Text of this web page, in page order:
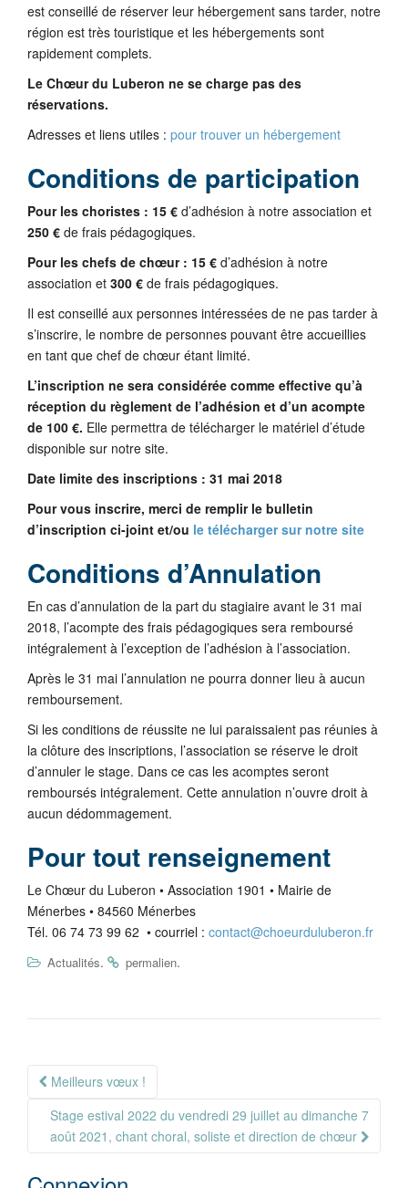
est conseillé de réserver leur hébergement sans tarder, notre
région est très touristique et les hébergements sont
rapidement complets.
Le Chœur du Luberon ne se charge pas des
réservations.
Adresses et liens utiles : pour trouver un hébergement
Conditions de participation
Pour les choristes : 15 € d’adhésion à notre association et
250 € de frais pédagogiques.
Pour les chefs de chœur : 15 € d’adhésion à notre
association et 300 € de frais pédagogiques.
Il est conseillé aux personnes intéressées de ne pas tarder à
s’inscrire, le nombre de personnes pouvant être accueillies
en tant que chef de chœur étant limité.
L’inscription ne sera considérée comme effective qu’à
réception du règlement de l’adhésion et d’un acompte
de 100 €. Elle permettra de télécharger le matériel d’étude
disponible sur notre site.
Date limite des inscriptions : 31 mai 2018
Pour vous inscrire, merci de remplir le bulletin
d’inscription ci-joint et/ou le télécharger sur notre site
Conditions d’Annulation
En cas d’annulation de la part du stagiaire avant le 31 mai
2018, l’acompte des frais pédagogiques sera remboursé
intégralement à l’exception de l’adhésion à l’association.
Après le 31 mai l’annulation ne pourra donner lieu à aucun
remboursement.
Si les conditions de réussite ne lui paraissaient pas réunies à
la clôture des inscriptions, l’association se réserve le droit
d’annuler le stage. Dans ce cas les acomptes seront
remboursés intégralement. Cette annulation n’ouvre droit à
aucun dédommagement.
Pour tout renseignement
Le Chœur du Luberon • Association 1901 • Mairie de
Ménerbes • 84560 Ménerbes
Tél. 06 74 73 99 62 • courriel : contact@choeurduluberon.fr
Actualités. permalien.
Navigation
Article
Meilleurs vœux !
Stage estival 2022 du vendredi 29 juillet au dimanche 7
août 2021, chant choral, soliste et direction de chœur